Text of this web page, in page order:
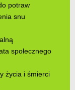
potraw
snu
społecznego
życia i śmierci